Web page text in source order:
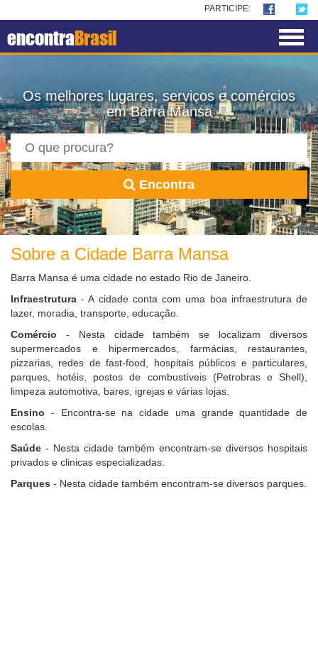
PARTICIPE:
encontraBrasil
Os melhores lugares, serviços e comércios
em Barra Mansa
Encontra
Sobre a Cidade Barra Mansa
Barra Mansa é uma cidade no estado Rio de Janeiro.
Infraestrutura - A cidade conta com uma boa infraestrutura de
lazer, moradia, transporte, educação.
Comércio - Nesta cidade também se localizam diversos
supermercados e hipermercados, farmácias, restaurantes,
pizzarias, redes de fast-food, hospitais públicos e particulares,
parques, hotéis, postos de combustíveis (Petrobras e Shell),
limpeza automotiva, bares, igrejas e várias lojas.
Ensino - Encontra-se na cidade uma grande quantidade de
escolas.
Saúde - Nesta cidade também encontram-se diversos hospitais
privados e clinicas especializadas.
Parques - Nesta cidade também encontram-se diversos parques.